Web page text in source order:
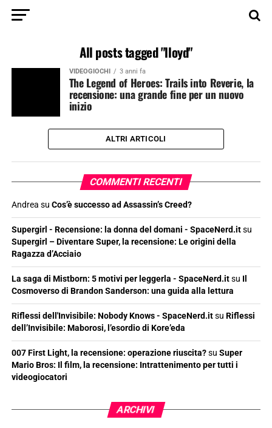
All posts tagged "lloyd"
VIDEOGIOCHI 3 anni fa
The Legend of Heroes: Trails into Reverie, la
recensione: una grande fine per un nuovo
inizio
ALTRI ARTICOLI
COMMENTI RECENTI
Andrea su Cos’è successo ad Assassin’s Creed?
Supergirl - Recensione: la donna del domani - SpaceNerd.itsu
Supergirl – Diventare Super, la recensione: Le origini della
Ragazza d’Acciaio
La saga di Mistborn: 5 motivi per leggerla - SpaceNerd.itsu Il
Cosmoverso di Brandon Sanderson: una guida alla lettura
Riflessi dell'Invisibile: Nobody Knows - SpaceNerd.itsu Riflessi
dell’Invisibile: Maborosi, l’esordio di Kore’eda
007 First Light, la recensione: operazione riuscita?su Super
Mario Bros: Il film, la recensione: Intrattenimento per tutti i
videogiocatori
ARCHIVI